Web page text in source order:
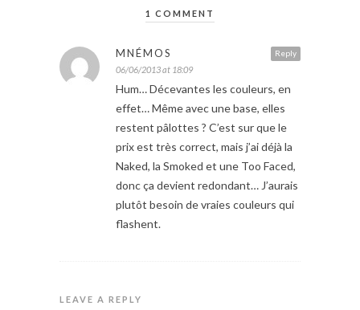
1 COMMENT
Reply
MNÉMOS
06/06/2013 at 18:09
Hum… Décevantes les couleurs, en
effet… Même avec une base, elles
restent pâlottes ? C’est sur que le
prix est très correct, mais j’ai déjà la
Naked, la Smoked et une Too Faced,
donc ça devient redondant… J’aurais
plutôt besoin de vraies couleurs qui
flashent.
LEAVE A REPLY